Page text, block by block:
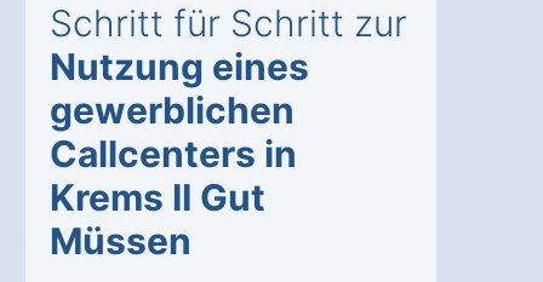
Schritt für Schritt zur
Nutzung eines
gewerblichen
Callcenters in
Krems II Gut
Müssen